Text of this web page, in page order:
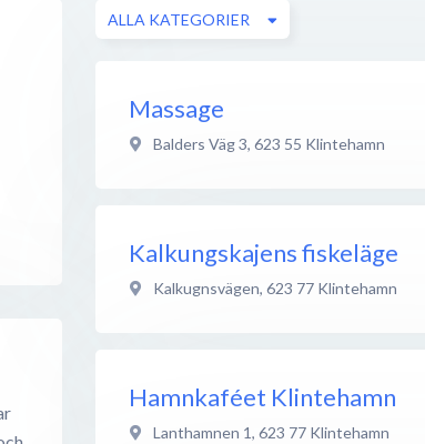
ALLA KATEGORIER
Massage
Balders Väg 3, 623 55 Klintehamn
Kalkungskajens fiskeläge
Kalkugnsvägen, 623 77 Klintehamn
Hamnkaféet Klintehamn
Lanthamnen 1, 623 77 Klintehamn